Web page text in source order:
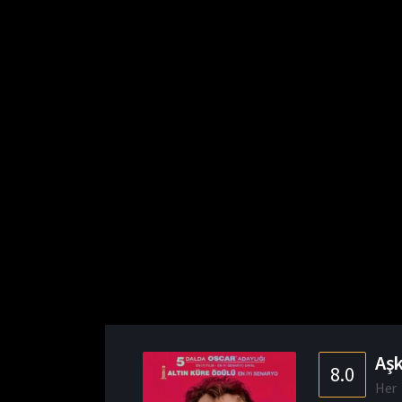
8.0
Her